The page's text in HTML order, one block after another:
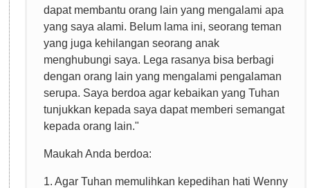
dapat membantu orang lain yang mengalami apa
yang saya alami. Belum lama ini, seorang teman
yang juga kehilangan seorang anak
menghubungi saya. Lega rasanya bisa berbagi
dengan orang lain yang mengalami pengalaman
serupa. Saya berdoa agar kebaikan yang Tuhan
tunjukkan kepada saya dapat memberi semangat
kepada orang lain."
Maukah Anda berdoa:
1. Agar Tuhan memulihkan kepedihan hati Wenny